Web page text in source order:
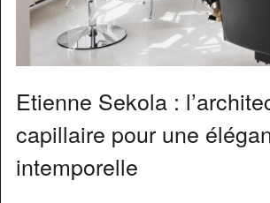
Etienne Sekola :
capillaire pour une
intemporelle